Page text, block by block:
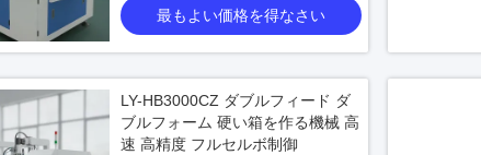
最もよい価格を得なさい
LY-HB3000CZ ダブルフィード ダ
ブルフォーム 硬い箱を作る機械 高
速 高精度 フルセルボ制御